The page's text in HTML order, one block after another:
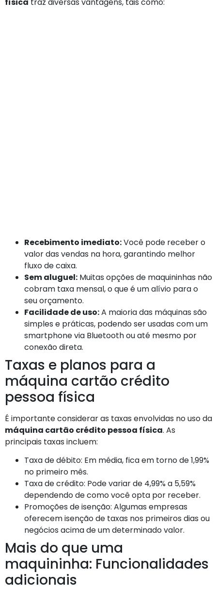
física traz diversas vantagens, tais como:
Recebimento imediato:Você pode receber o
valor das vendas na hora, garantindo melhor
fluxo de caixa.
Sem aluguel: Muitas opções de maquininhas não
cobram taxa mensal, o que é um alívio para o
seu orçamento.
Facilidade de uso:A maioria das máquinas são
simples e práticas, podendo ser usadas com um
smartphone via Bluetooth ou até mesmo por
conexão direta.
Taxas e planos para a
máquina cartão crédito
pessoa física
É importante considerar as taxas envolvidas no uso da
máquina cartão crédito pessoa física. As
principais taxas incluem:
Taxa de débito: Em média, fica em torno de 1,99%
no primeiro mês.
Taxa de crédito: Pode variar de 4,99% a 5,59%
dependendo de como você opta por receber.
Promoções de isenção: Algumas empresas
oferecem isenção de taxas nos primeiros dias ou
negócios acima de um determinado valor.
Mais do que uma
maquininha: Funcionalidades
adicionais